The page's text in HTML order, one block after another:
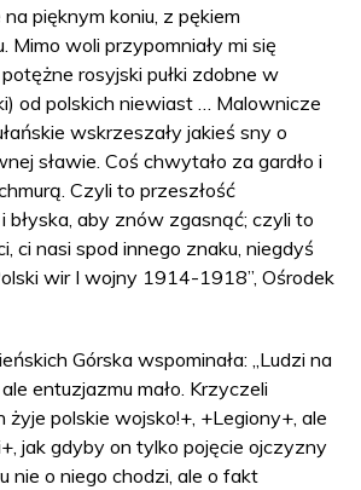
pięknym koniu, z pękiem
Mimo woli przypomniały mi się
rosyjski pułki zdobne w
od polskich niewiast … Malownicze
wskrzeszały jakieś sny o
sławie. Coś chwytało za gardło i
Czyli to przeszłość
aby znów zgasnąć; czyli to
ci nasi spod innego znaku, niegdyś
wir I wojny 1914-1918”, Ośrodek
Górska wspominała: „Ludzi na
entuzjazmu mało. Krzyczeli
polskie wojsko!+, +Legiony+, ale
jak gdyby on tylko pojęcie ojczyzny
nie o niego chodzi, ale o fakt